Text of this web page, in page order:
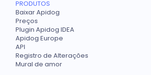
PRODUTOS
Baixar Apidog
Preços
Plugin Apidog IDEA
Apidog Europe
API
Registro de Alterações
Mural de amor